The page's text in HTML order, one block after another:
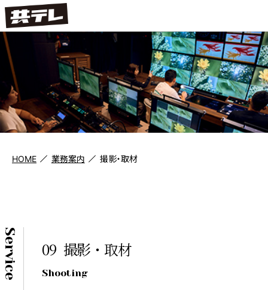
HOME 業務案内 撮影・取材
Service 09 撮影・取材
Shooting